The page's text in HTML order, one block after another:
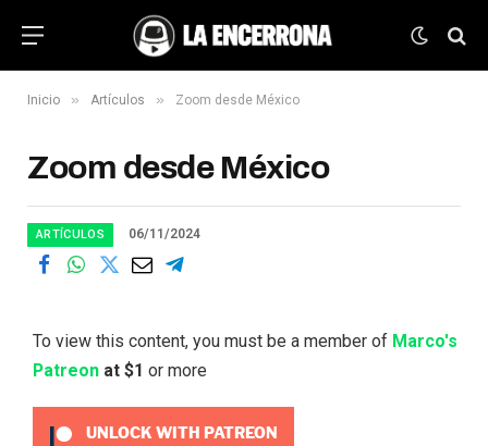
Inicio » Artículos » Zoom desde México
Zoom desde México
ARTÍCULOS 06/11/2024
To view this content, you must be a member of Marco's
Patreon at $1 or more
UNLOCK WITH PATREON